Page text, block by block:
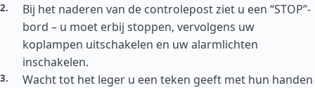
Bij het naderen van de controlepost ziet u een “STOP”-
bord – u moet erbij stoppen, vervolgens uw
koplampen uitschakelen en uw alarmlichten
inschakelen.
Wacht tot het leger u een teken geeft met hun handen